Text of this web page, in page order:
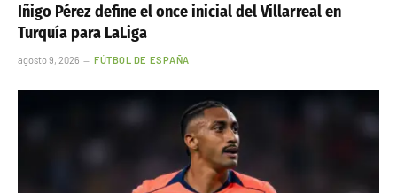
Iñigo Pérez define el once inicial del Villarreal en
Turquía para LaLiga
agosto 9, 2026 FÚTBOL DE ESPAÑA